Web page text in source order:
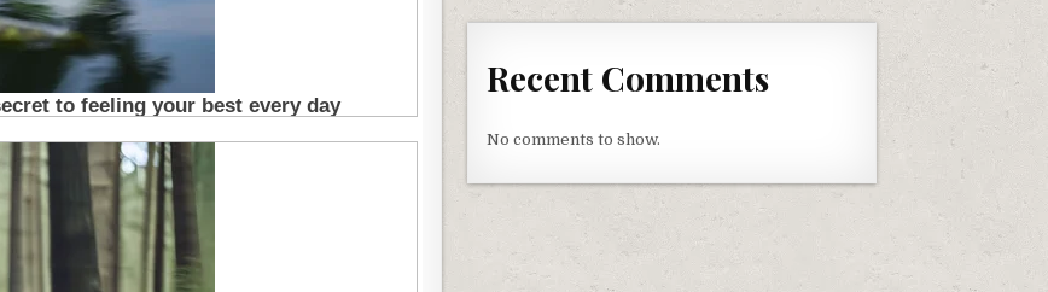
Recent Comments
No comments to show.